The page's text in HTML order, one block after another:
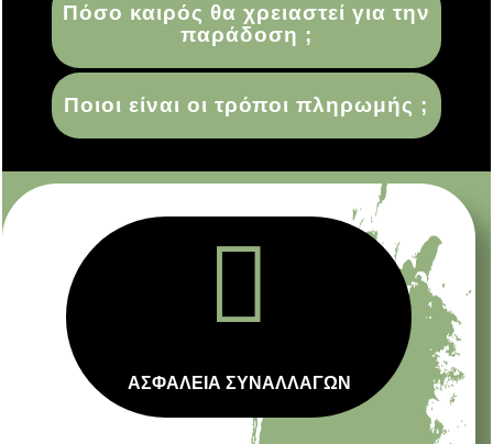
Πόσο καιρός θα χρειαστεί για την
παράδοση ;
Ποιοι είναι οι τρόποι πληρωμής ;

ΑΣΦΑΛΕΙΑ ΣΥΝΑΛΛΑΓΩΝ